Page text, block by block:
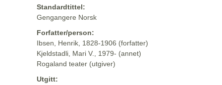
Standardtittel:
Gengangere Norsk
Forfatter/person:
Ibsen, Henrik, 1828-1906 (forfatter)
Kjeldstadli, Mari V., 1979- (annet)
Rogaland teater (utgiver)
Utgitt: